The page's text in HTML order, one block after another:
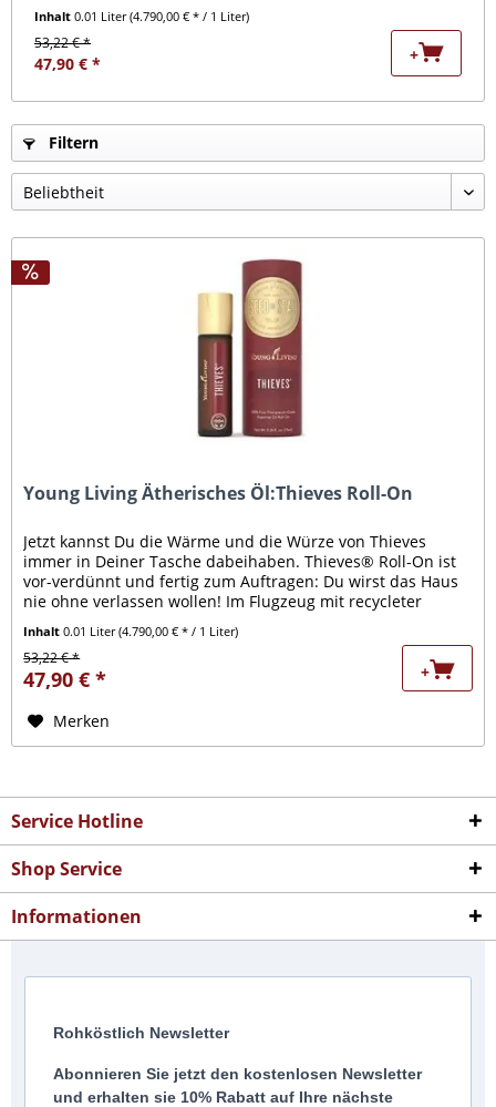
Inhalt 0.01 Liter(4.790,00 € * / 1 Liter)
53,22 € *
47,90 € * +
Filtern
Young Living Ätherisches Öl:Thieves Roll-On
Jetzt kannst Du die Wärme und die Würze von Thieves
immer in Deiner Tasche dabeihaben. Thieves® Roll-On ist
vor-verdünnt und fertig zum Auftragen: Du wirst das Haus
nie ohne verlassen wollen! Im Flugzeug mit recycleter
Inhalt0.01 Liter(4.790,00 € * / 1 Liter)
53,22 € *
47,90 € * +
Merken
Service Hotline
Shop Service
Informationen
Rohköstlich Newsletter
Abonnieren Sie jetzt den kostenlosen Newsletter
und erhalten sie 10% Rabatt auf Ihre nächste